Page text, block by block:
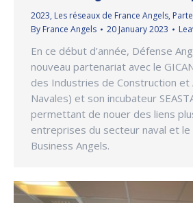
2023, Les réseaux de France Angels,
By France Angels 20 January 2023
En ce début d’année, Défense
nouveau partenariat avec le
des Industries de Construction et
Navales) et son incubateur
permettant de nouer des liens
entreprises du secteur naval et le
Business Angels.